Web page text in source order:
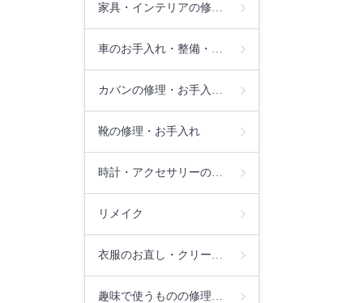
家具・インテリアの修…
車のお手入れ・整備・…
カバンの修理・お手入…
靴の修理・お手入れ
時計・アクセサリーの…
リメイク
衣服のお直し・クリー…
趣味で使うものの修理…